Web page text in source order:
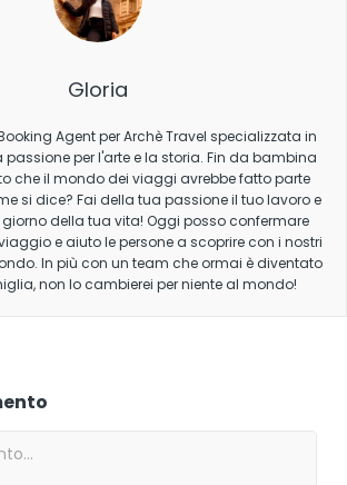
Gloria
Agent per Archè Travel specializzata in
passione per l'arte e la storia. Fin da bambina
che il mondo dei viaggi avrebbe fatto parte
si dice? Fai della tua passione il tuo lavoro e
della tua vita! Oggi posso confermare
e aiuto le persone a scoprire con i nostri
In più con un team che ormai è diventato
non lo cambierei per niente al mondo!